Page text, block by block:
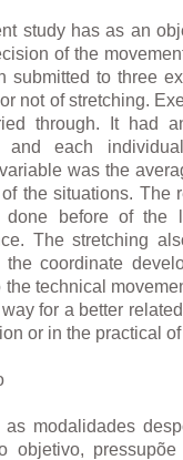
study has as an
of the
submitted to three
not of stretching.
through. It had
and each
was the
the situations. The
done before of the
The stretching
the coordinate
the technical
for a better
or in the practical
as modalidades
objetivo,